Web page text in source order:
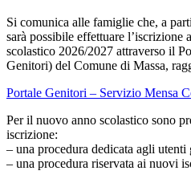
Si comunica alle famiglie che, a
sarà possibile effettuare l’iscrizione
scolastico 2026/2027 attraverso il
Genitori) del Comune di Massa,
Portale Genitori – Servizio Mensa
Per il nuovo anno scolastico sono
iscrizione:
– una procedura dedicata agli utenti
– una procedura riservata ai nuovi